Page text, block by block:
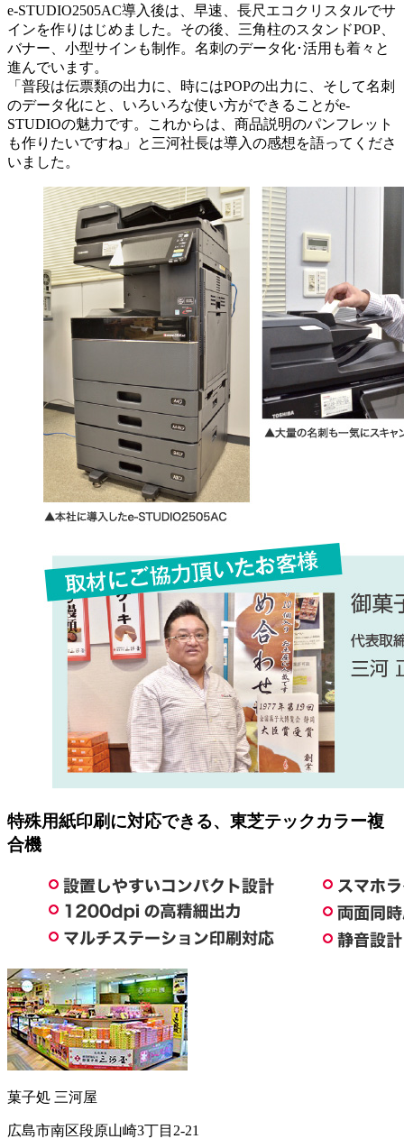
e-STUDIO2505AC導入後は、早速、長尺エコクリスタルでサ
インを作りはじめました。その後、三角柱のスタンドPOP、
バナー、小型サインも制作。名刺のデータ化･活用も着々と
進んでいます。
「普段は伝票類の出力に、時にはPOPの出力に、そして名刺
のデータ化にと、いろいろな使い方ができることがe-
STUDIOの魅力です。これからは、商品説明のパンフレット
も作りたいですね」と三河社長は導入の感想を語ってくださ
いました。
特殊用紙印刷に対応できる、東芝テックカラー複
合機
菓子処 三河屋
広島市南区段原山崎3丁目2-21